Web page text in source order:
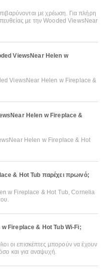
με χρέωση. Για πλήρη
με την Wooded ViewsNear
ViewsNear Helen w
ViewsNear Helen w Fireplace &
Helen w Fireplace &
Helen w Fireplace & Hot
& Hot Tub παρέχει πρωινό;
w Fireplace & Hot Tub, Cornelia
w Fireplace & Hot Tub Wi-Fi;
οι επισκέπτες μπορούν να έχουν
και για αναψυχή.